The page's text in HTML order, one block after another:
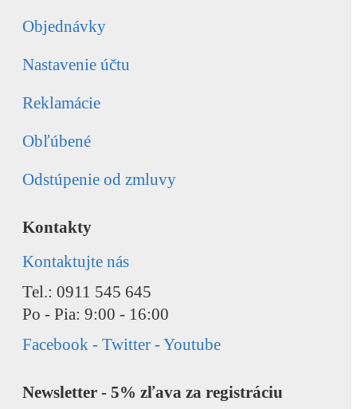
Objednávky
Nastavenie účtu
Reklamácie
Obľúbené
Odstúpenie od zmluvy
Kontakty
Kontaktujte nás
Tel.: 0911 545 645
Po - Pia: 9:00 - 16:00
Facebook - Twitter - Youtube
Newsletter - 5% zľava za registráciu